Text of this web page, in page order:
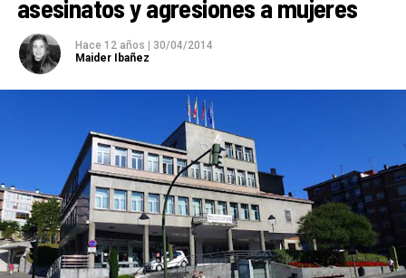
asesinatos y agresiones a mujeres
Hace 12 años
30/04/2014
Maider Ibañez